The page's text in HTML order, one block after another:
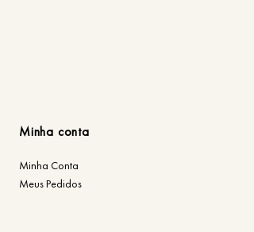
Minha conta
Minha Conta
Meus Pedidos